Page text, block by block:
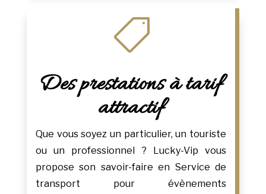

Des prestations à tarif
attractif
Que vous soyez un particulier, un touriste
ou un professionnel ? Lucky-Vip vous
propose son savoir-faire en Service de
transport pour évènements